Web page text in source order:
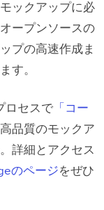
ックアップに必
ープンソースの
プの高速作成ま
す。
ロセスで 「コー
品質のモックア
詳細とアクセス
のページをぜひ